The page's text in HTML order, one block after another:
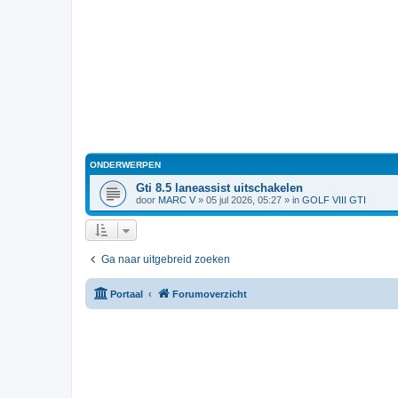
ONDERWERPEN
Gti 8.5 laneassist uitschakelen
door MARC V » 05 jul 2026, 05:27 » in GOLF VIII GTI
Ga naar uitgebreid zoeken
Portaal Forumoverzicht